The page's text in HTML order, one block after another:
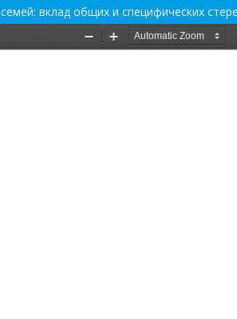
вклад общих и специфических